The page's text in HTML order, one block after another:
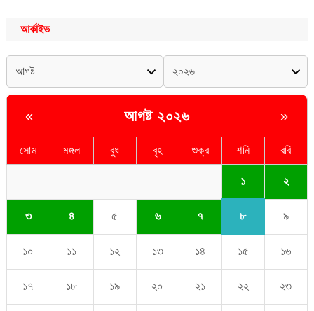
আর্কাইভ
« আগষ্ট ২০২৬ »
সোম মঙ্গল বুধ বৃহ শুক্র শনি রবি
১ ২
৩ ৪ ৫ ৬ ৭ ৮ ৯
১০ ১১ ১২ ১৩ ১৪ ১৫ ১৬
১৭ ১৮ ১৯ ২০ ২১ ২২ ২৩